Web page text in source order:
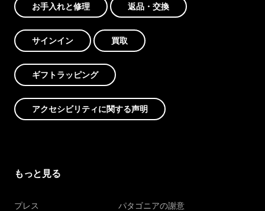
お手入れと修理 返品・交換
サインイン 買取
ギフトラッピング
アクセシビリティに関する声明
もっと見る
プレス パタゴニアの謝意